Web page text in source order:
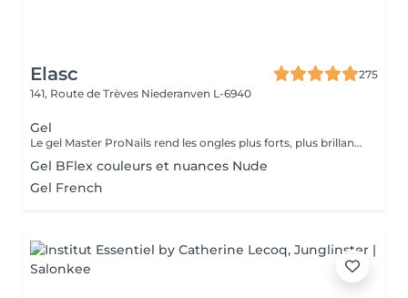
Elasc
275
141, Route de Trèves Niederanven L-6940
Gel
Le gel Master ProNails rend les ongles plus forts, plus brillants et plus résistants. Il s'applique en couches très fines et a une tenue d'environ 3 semaines. Si les ongles sont courts ou rongés, il suffit de les rallonger avec la technique du chablon.
Gel BFlex couleurs et nuances Nude
Gel French